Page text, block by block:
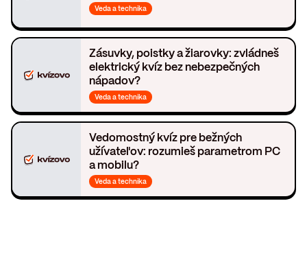
Veda a technika
Zásuvky, poistky a žiarovky: zvládneš
elektrický kvíz bez nebezpečných
nápadov?
Veda a technika
Vedomostný kvíz pre bežných
užívateľov: rozumieš parametrom PC
a mobilu?
Veda a technika